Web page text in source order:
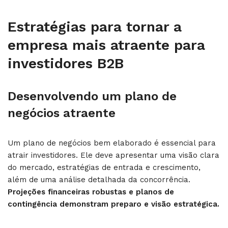
Estratégias para tornar a
empresa mais atraente para
investidores B2B
Desenvolvendo um plano de
negócios atraente
Um plano de negócios bem elaborado é essencial para
atrair investidores. Ele deve apresentar uma visão clara
do mercado, estratégias de entrada e crescimento,
além de uma análise detalhada da concorrência.
Projeções financeiras robustas e planos de
contingência demonstram preparo e visão estratégica.